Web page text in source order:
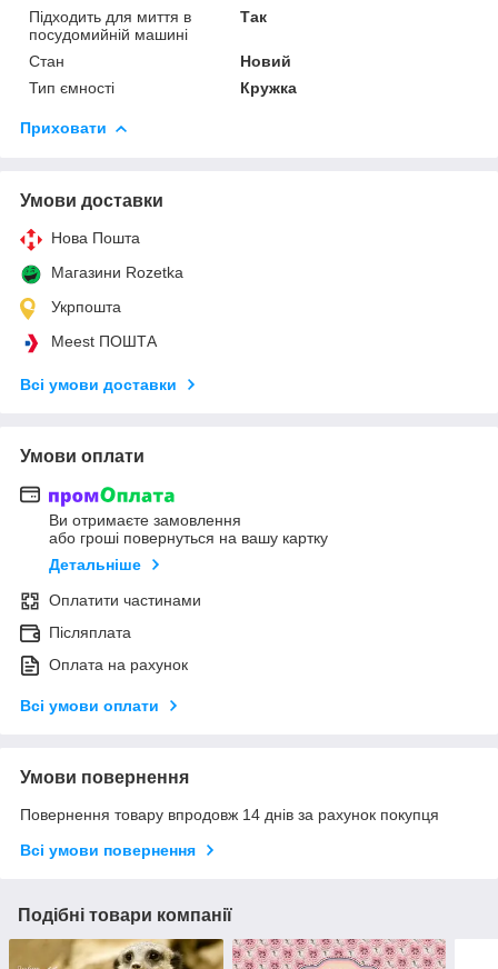
Підходить для миття в
посудомийній машині
Так
Стан
Новий
Тип ємності
Кружка
Приховати
Умови доставки
Нова Пошта
Магазини Rozetka
Укрпошта
Meest ПОШТА
Всі умови доставки
Умови оплати
Ви отримаєте замовлення
або гроші повернуться на вашу картку
Детальніше
Оплатити частинами
Післяплата
Оплата на рахунок
Всі умови оплати
Умови повернення
Повернення товару впродовж 14 днів за рахунок покупця
Всі умови повернення
Подібні товари компанії